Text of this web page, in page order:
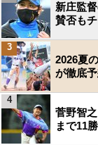
新庄監
賛否も
2026夏
が徹底
3
菅野智
まで11
4